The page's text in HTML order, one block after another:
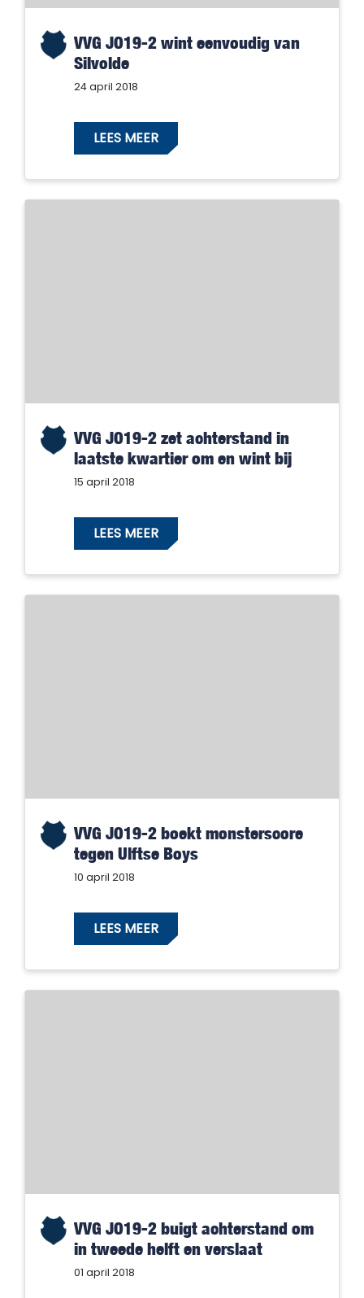
VVG JO19-2 wint eenvoudig van
Silvolde
24 april 2018
LEES MEER
VVG JO19-2 zet achterstand in
laatste kwartier om en wint bij
SDOUC
15 april 2018
LEES MEER
VVG JO19-2 boekt monsterscore
tegen Ulftse Boys
10 april 2018
LEES MEER
VVG JO19-2 buigt achterstand om
in tweede helft en verslaat
Gendringen
01 april 2018